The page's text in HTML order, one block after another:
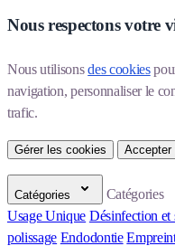
Nous respectons votre
Nous utilisons des cookies
navigation, personnaliser le
trafic.
Gérer les cookies Accepter
Catégories
Catégories
Usage Unique Désinfection et
polissage Endodontie